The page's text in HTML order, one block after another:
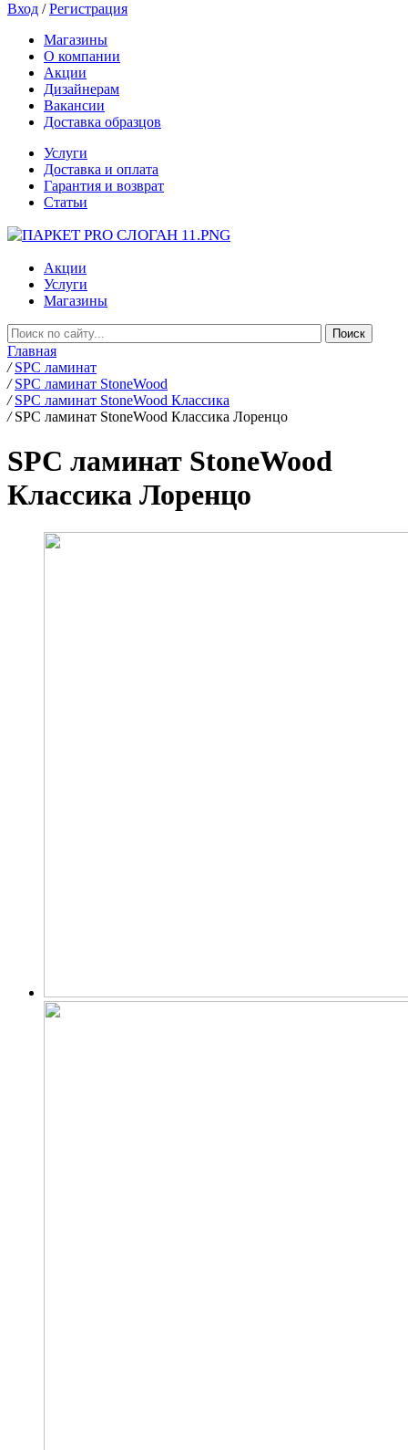
Вход /Регистрация
Магазины
О компании
Акции
Дизайнерам
Вакансии
Доставка образцов
Услуги
Доставка и оплата
Гарантия и возврат
Статьи
Акции
Услуги
Магазины
Главная
/ SPC ламинат
/ SPC ламинат StoneWood
/ SPC ламинат StoneWood Классика
/ SPC ламинат StoneWood Классика Лоренцо
SPC ламинат StoneWood
Классика Лоренцо